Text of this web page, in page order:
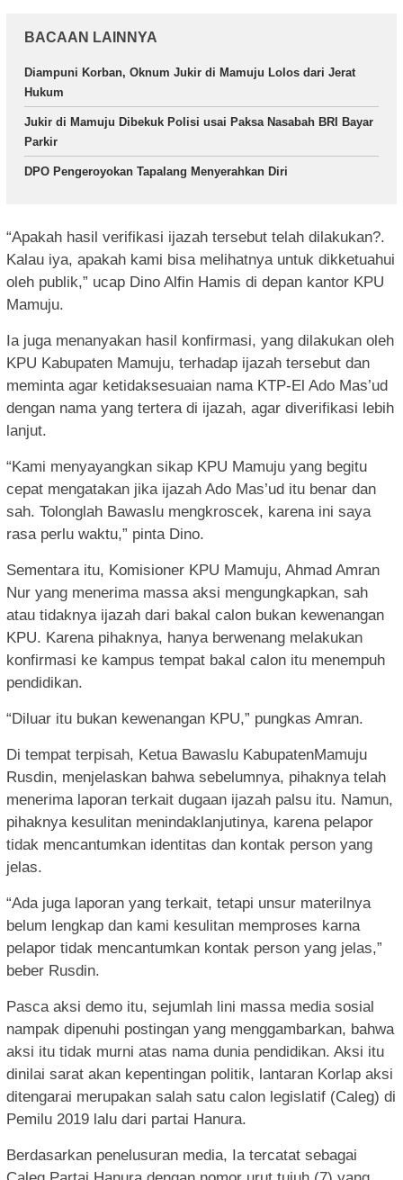
BACAAN LAINNYA
Diampuni Korban, Oknum Jukir di Mamuju Lolos dari Jerat
Hukum
Jukir di Mamuju Dibekuk Polisi usai Paksa Nasabah BRI Bayar
Parkir
DPO Pengeroyokan Tapalang Menyerahkan Diri
“Apakah hasil verifikasi ijazah tersebut telah dilakukan?.
Kalau iya, apakah kami bisa melihatnya untuk dikketuahui
oleh publik,” ucap Dino Alfin Hamis di depan kantor KPU
Mamuju.
Ia juga menanyakan hasil konfirmasi, yang dilakukan oleh
KPU Kabupaten Mamuju, terhadap ijazah tersebut dan
meminta agar ketidaksesuaian nama KTP-El Ado Mas’ud
dengan nama yang tertera di ijazah, agar diverifikasi lebih
lanjut.
“Kami menyayangkan sikap KPU Mamuju yang begitu
cepat mengatakan jika ijazah Ado Mas’ud itu benar dan
sah. Tolonglah Bawaslu mengkroscek, karena ini saya
rasa perlu waktu,” pinta Dino.
Sementara itu, Komisioner KPU Mamuju, Ahmad Amran
Nur yang menerima massa aksi mengungkapkan, sah
atau tidaknya ijazah dari bakal calon bukan kewenangan
KPU. Karena pihaknya, hanya berwenang melakukan
konfirmasi ke kampus tempat bakal calon itu menempuh
pendidikan.
“Diluar itu bukan kewenangan KPU,” pungkas Amran.
Di tempat terpisah, Ketua Bawaslu KabupatenMamuju
Rusdin, menjelaskan bahwa sebelumnya, pihaknya telah
menerima laporan terkait dugaan ijazah palsu itu. Namun,
pihaknya kesulitan menindaklanjutinya, karena pelapor
tidak mencantumkan identitas dan kontak person yang
jelas.
“Ada juga laporan yang terkait, tetapi unsur materilnya
belum lengkap dan kami kesulitan memproses karna
pelapor tidak mencantumkan kontak person yang jelas,”
beber Rusdin.
Pasca aksi demo itu, sejumlah lini massa media sosial
nampak dipenuhi postingan yang menggambarkan, bahwa
aksi itu tidak murni atas nama dunia pendidikan. Aksi itu
dinilai sarat akan kepentingan politik, lantaran Korlap aksi
ditengarai merupakan salah satu calon legislatif (Caleg) di
Pemilu 2019 lalu dari partai Hanura.
Berdasarkan penelusuran media, Ia tercatat sebagai